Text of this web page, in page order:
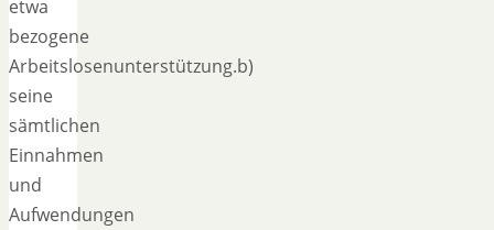
etwa
bezogene
Arbeitslosenunterstützung.b)
seine
sämtlichen
Einnahmen
und
Aufwendungen